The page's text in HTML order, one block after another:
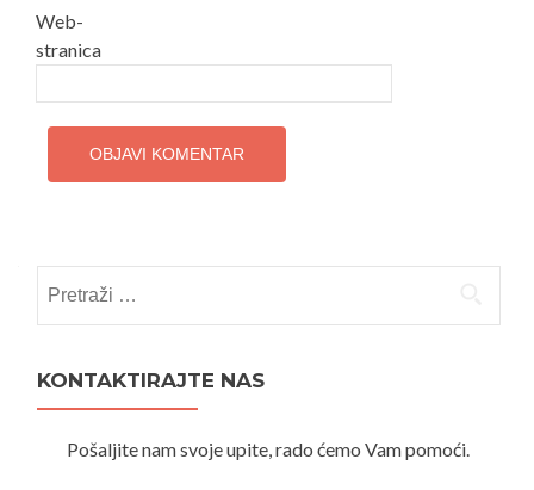
Web-
stranica
KONTAKTIRAJTE NAS
Pošaljite nam svoje upite, rado ćemo Vam pomoći.